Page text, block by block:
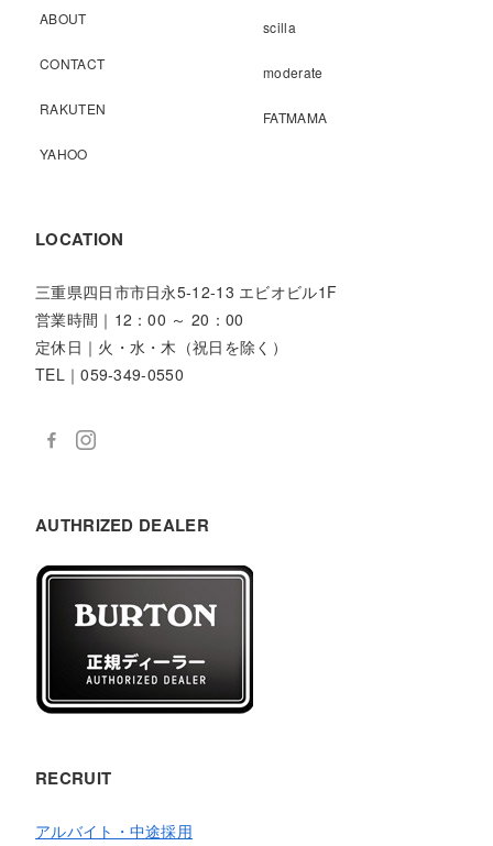
ABOUT
CONTACT
RAKUTEN
YAHOO
scilla
moderate
FATMAMA
LOCATION
三重県四日市市日永5-12-13 エビオビル1F
営業時間｜12：00 ～ 20：00
定休日｜火・水・木（祝日を除く）
TEL｜059-349-0550
AUTHRIZED DEALER
RECRUIT
アルバイト・中途採用